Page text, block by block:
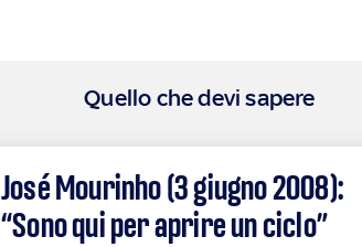
Quello che devi sapere
José Mourinho (3 giugno 2008):
“Sono qui per aprire un ciclo”